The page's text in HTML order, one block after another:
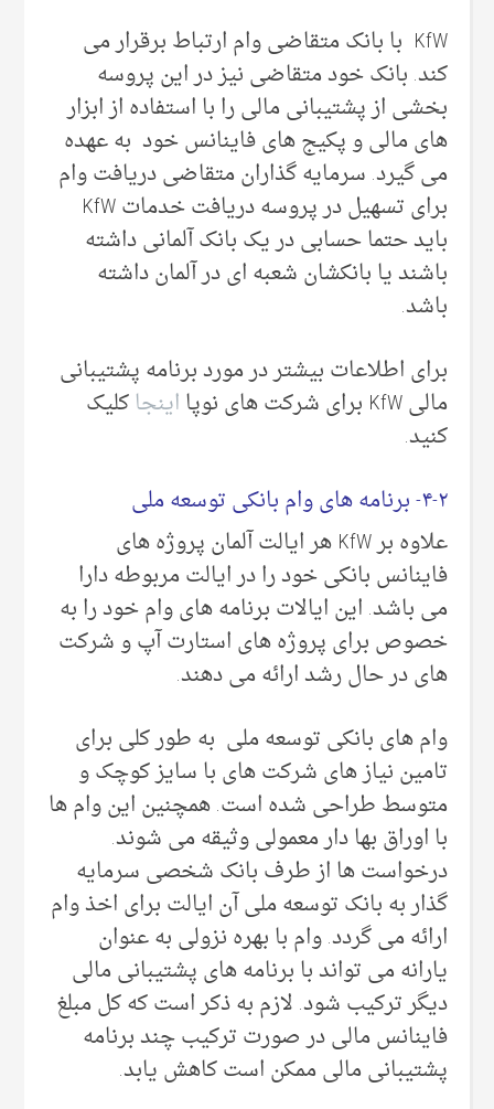
KfW با بانک متقاضی وام ارتباط برقرار می
کند. بانک خود متقاضی نیز در این پروسه
بخشی از پشتیبانی مالی را با استفاده از ابزار
های مالی و پکیج های فاینانس خود به عهده
می گیرد. سرمایه گذاران متقاضی دریافت وام
باید حتما حسابی در یک بانک آلمانی داشته
باشند یا بانکشان شعبه ای در آلمان داشته
باشد.
برای اطلاعات بیشتر در مورد برنامه پشتیبانی
مالی KfW برای شرکت های نوپا
اینجاکلیک
کنید.
۴-۲- برنامه های وام بانکی توسعه ملی
علاوه بر KfW هر ایالت آلمان پروژه های
فاینانس بانکی خود را در ایالت مربوطه دارا
می باشد. این ایالات برنامه های وام خود را به
خصوص برای پروژه های استارت آپ و شرکت
های در حال رشد ارائه می دهند.
وام های بانکی توسعه ملی به طور کلی برای
تامین نیاز های شرکت های با سایز کوچک و
متوسط طراحی شده است. همچنین این وام ها
با اوراق بها دار معمولی وثیقه می شوند.
درخواست ها از طرف بانک شخصی سرمایه
گذار به بانک توسعه ملی آن ایالت برای اخذ وام
ارائه می گردد. وام با بهره نزولی به عنوان
یارانه می تواند با برنامه های پشتیبانی مالی
دیگر ترکیب شود. لازم به ذکر است که کل مبلغ
فاینانس مالی در صورت ترکیب چند برنامه
پشتیبانی مالی ممکن است کاهش یابد.